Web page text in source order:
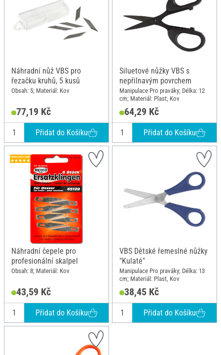
Náhradní nůž VBS pro
řezačku kruhů, 5 kusů
Obsah: 5; Materiál: Kov
77,19 Kč
Přidat do Košíku
Siluetové nůžky VBS s
nepřilnavým povrchem
Manipulace Pro praváky; Délka: 12
cm; Materiál: Plast, Kov
64,29 Kč
Přidat do Košíku
Náhradní čepele pro
profesionální skalpel
Obsah: 8; Materiál: Kov
43,59 Kč
Přidat do Košíku
VBS Dětské řemeslné nůžky
"Kulaté"
Manipulace Pro praváky; Délka: 13
cm; Materiál: Plast, Kov
38,45 Kč
Přidat do Košíku